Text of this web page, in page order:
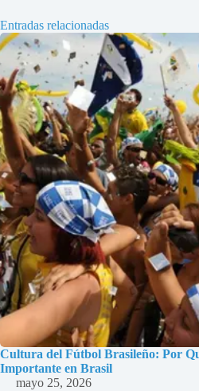
Entradas relacionadas
Cultura del Fútbol Brasileño: Por
Importante en Brasil
mayo 25, 2026